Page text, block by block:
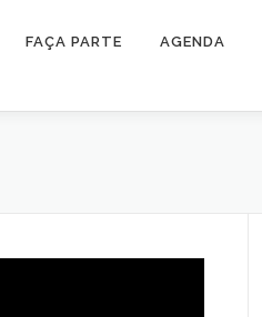
FAÇA PARTE AGENDA